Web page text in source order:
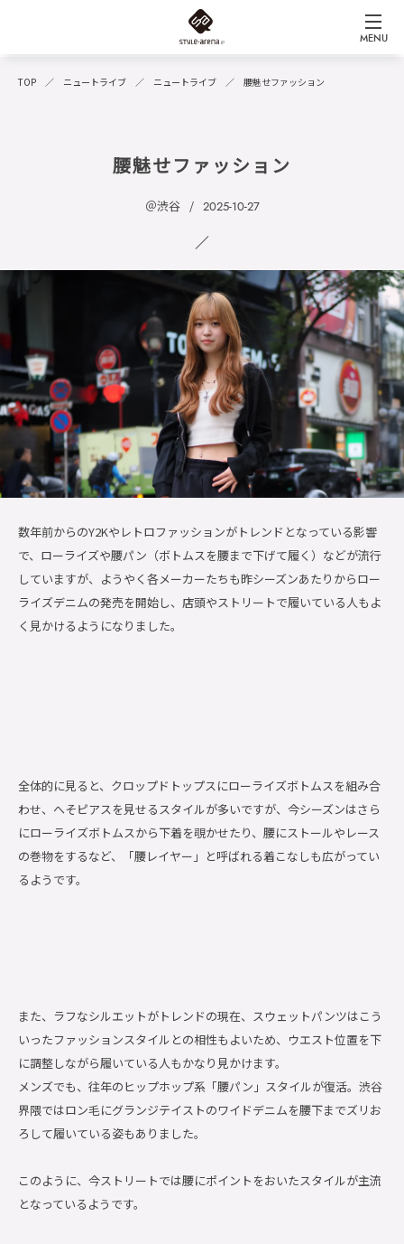
MENU
TOP ニュートライブ ニュートライブ 腰魅せファッション
腰魅せファッション
＠渋谷 2025-10-27
数年前からのY2Kやレトロファッションがトレンドとなっている影響
で、ローライズや腰パン（ボトムスを腰まで下げて履く）などが流行
していますが、ようやく各メーカーたちも昨シーズンあたりからロー
ライズデニムの発売を開始し、店頭やストリートで履いている人もよ
く見かけるようになりました。
全体的に見ると、クロップドトップスにローライズボトムスを組み合
わせ、へそピアスを見せるスタイルが多いですが、今シーズンはさら
にローライズボトムスから下着を覗かせたり、腰にストールやレース
の巻物をするなど、「腰レイヤー」と呼ばれる着こなしも広がってい
るようです。
また、ラフなシルエットがトレンドの現在、スウェットパンツはこう
いったファッションスタイルとの相性もよいため、ウエスト位置を下
に調整しながら履いている人もかなり見かけます。
メンズでも、往年のヒップホップ系「腰パン」スタイルが復活。渋谷
界隈ではロン毛にグランジテイストのワイドデニムを腰下までズリお
ろして履いている姿もありました。
このように、今ストリートでは腰にポイントをおいたスタイルが主流
となっているようです。